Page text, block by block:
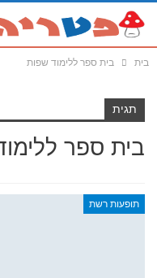
בית בית ספר ללימוד שפות
תגית
בית ספר
תופעות רשת